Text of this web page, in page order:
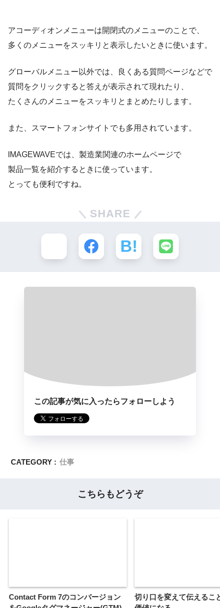
アコーディオンメニューは開閉式のメニューのことで、
多くのメニューをスッキリと表示したいときに使います。
グローバルメニュー以外では、良くある質問ページなどで
質問をクリックすると答えが表示されて現れたり、
たくさんのメニューをスッキリとまとめたりします。
また、スマートフォンサイトでも多用されています。
IMAGEWAVEでは、製造業関連のホームページで
製品一覧を紹介するときに使っています。
とっても便利ですね。
SHARE
この記事が気に入ったらフォローしよう
CATEGORY : 仕事
こちらもどうぞ
Contact Form 7のコンバージョン
切り口を変えて伝えるこ